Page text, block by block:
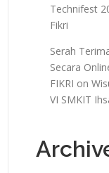
Technifest
Fikri
Serah
Secara
FIKRI on
VI SMKIT